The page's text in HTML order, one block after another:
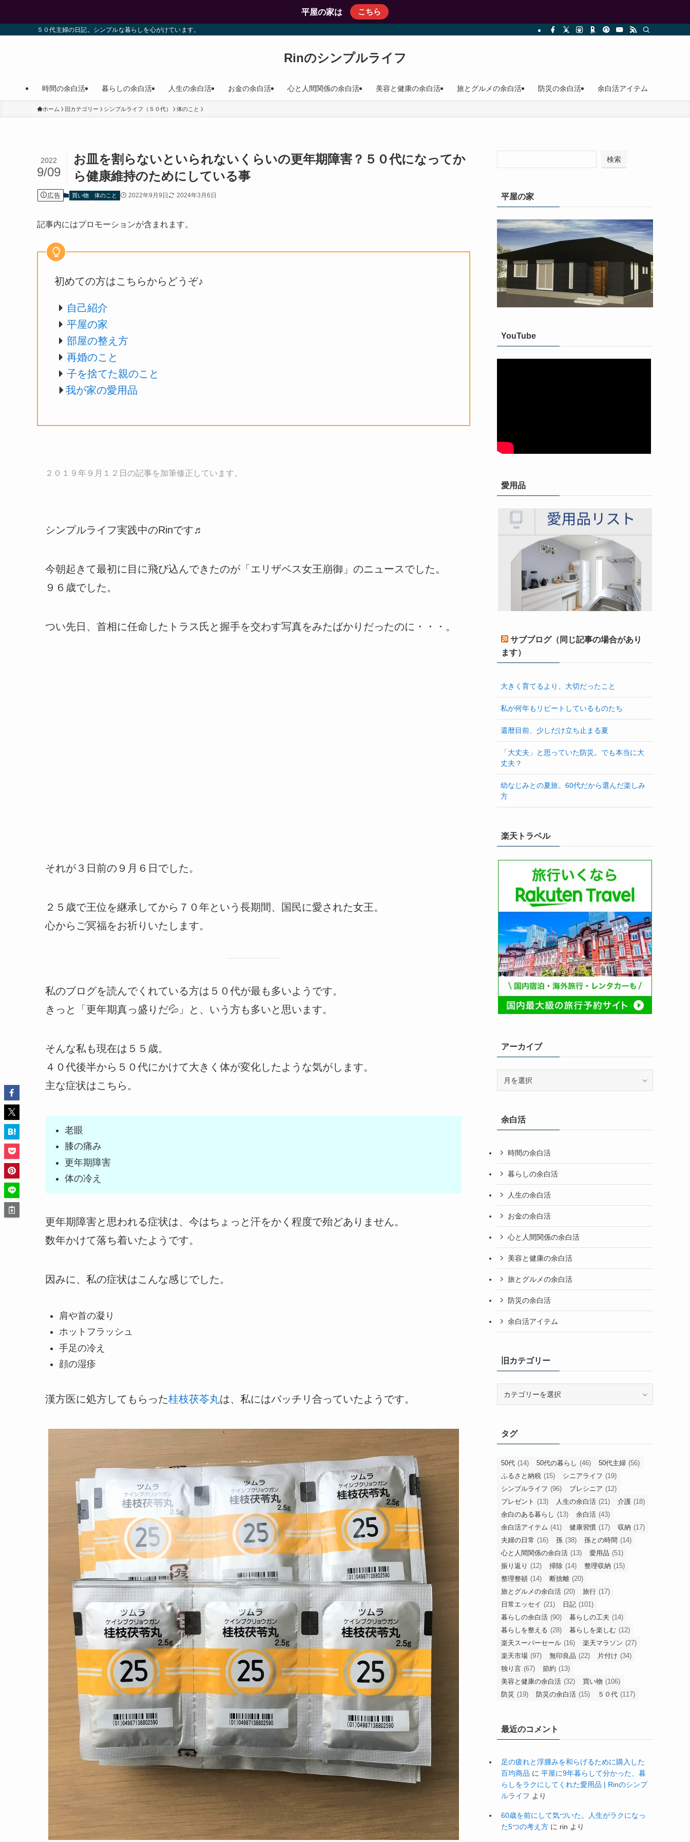
平屋の家は こちら
５０代主婦の日記。シンプルな暮らしを心がけています。
Rinのシンプルライフ
時間の余白活 暮らしの余白活 人生の余白活 お金の余白活 心と人間関係の余白活 美容と健康の余白活 旅とグルメの余白活 防災の余白活 余白活アイテム
ホーム 旧カテゴリー シンプルライフ（５０代） 体のこと
お皿を割らないといられないくらいの更年期障害？５０代になってか
ら健康維持のためにしている事
2022
9/09
広告 買い物 体のこと 2022年9月9日 2024年3月6日
記事内にはプロモーションが含まれます。
初めての方はこちらからどうぞ♪
自己紹介
平屋の家
部屋の整え方
再婚のこと
子を捨てた親のこと
我が家の愛用品
２０１９年９月１２日の記事を加筆修正しています。
シンプルライフ実践中のRinです♬
今朝起きて最初に目に飛び込んできたのが「エリザベス女王崩御」のニュースでした。
９６歳でした。
つい先日、首相に任命したトラス氏と握手を交わす写真をみたばかりだったのに・・・。
それが３日前の９月６日でした。
２５歳で王位を継承してから７０年という長期間、国民に愛された女王。
心からご冥福をお祈りいたします。
私のブログを読んでくれている方は５０代が最も多いようです。
きっと「更年期真っ盛りだ💦」と、いう方も多いと思います。
そんな私も現在は５５歳。
４０代後半から５０代にかけて大きく体が変化したような気がします。
主な症状はこちら。
老眼
膝の痛み
更年期障害
体の冷え
更年期障害と思われる症状は、今はちょっと汗をかく程度で殆どありません。
数年かけて落ち着いたようです。
因みに、私の症状はこんな感じでした。
肩や首の凝り
ホットフラッシュ
手足の冷え
顔の湿疹
漢方医に処方してもらった桂枝茯苓丸は、私にはバッチリ合っていたようです。
検索
平屋の家
YouTube
愛用品
サブブログ（同じ記事の場合があり
ます）
大きく育てるより、大切だったこと
私が何年もリピートしているものたち
還暦目前、少しだけ立ち止まる夏
「大丈夫」と思っていた防災。でも本当に大
丈夫？
幼なじみとの夏旅。60代だから選んだ楽しみ
方
楽天トラベル
アーカイブ
ブ余白活
時間の余白活
暮らしの余白活
人生の余白活
お金の余白活
心と人間関係の余白活
美容と健康の余白活
旅とグルメの余白活
防災の余白活
余白活アイテム
旧カテゴリー
リ
ー
タグ
50代 (14) 50代の暮らし (46) 50代主婦 (56)
ふるさと納税 (15) シニアライフ (19)
シンプルライフ (96) プレシニア (12)
プレゼント (13) 人生の余白活 (21) 介護 (18)
余白のある暮らし (13) 余白活 (43)
余白活アイテム (41) 健康習慣 (17) 収納 (17)
夫婦の日常 (16) 孫 (38) 孫との時間 (14)
心と人間関係の余白活 (13) 愛用品 (51)
振り返り (12) 掃除 (14) 整理収納 (15)
整理整頓 (14) 断捨離 (20)
旅とグルメの余白活 (20) 旅行 (17)
日常エッセイ (21) 日記 (101)
暮らしの余白活 (90) 暮らしの工夫 (14)
暮らしを整える (28) 暮らしを楽しむ (12)
楽天スーパーセール (16) 楽天マラソン (27)
楽天市場 (97) 無印良品 (22) 片付け (34)
独り言 (67) 節約 (13)
美容と健康の余白活 (32) 買い物 (106)
防災 (19) 防災の余白活 (15) ５０代 (117)
最近のコメント
足の疲れと浮腫みを和らげるために購入した
百均商品 に 平屋に9年暮らして分かった、暮
らしをラクにしてくれた愛用品 | Rinのシンプ
ルライフ より
60歳を前にして気づいた。人生がラクになっ
た5つの考え方 に rin より